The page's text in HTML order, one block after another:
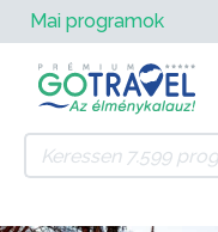
Mai programok